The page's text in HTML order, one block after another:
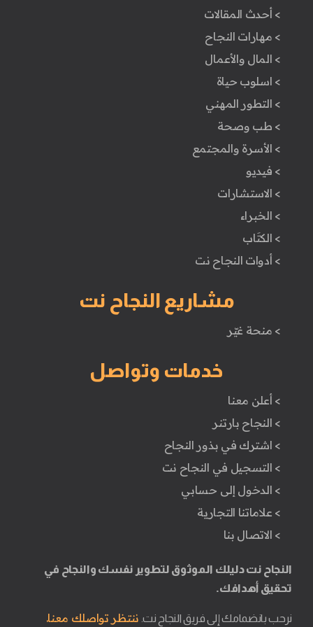
> أحدث المقالات
> مهارات النجاح
> المال والأعمال
> اسلوب حياة
> التطور المهني
> طب وصحة
> الأسرة والمجتمع
> فيديو
> الاستشارات
> الخبراء
> الكتَاب
> أدوات النجاح نت
مشاريع النجاح نت
> منحة غيّر
خدمات وتواصل
> أعلن معنا
> النجاح بارتنر
> اشترك في بذور النجاح
> التسجيل في النجاح نت
> الدخول إلى حسابي
> علاماتنا التجارية
> الاتصال بنا
النجاح نت دليلك الموثوق لتطوير نفسك والنجاح في
تحقيق أهدافك.
نرحب بانضمامك إلى فريق النجاح نت. ننتظر تواصلك معنا.